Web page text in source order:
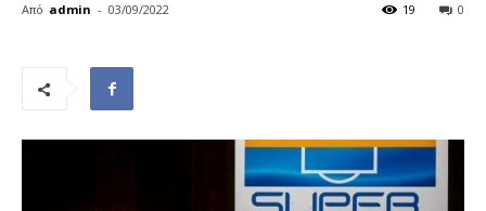
Από admin - 03/09/2022 0
19